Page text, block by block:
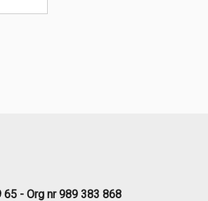
- Org nr 989 383 868